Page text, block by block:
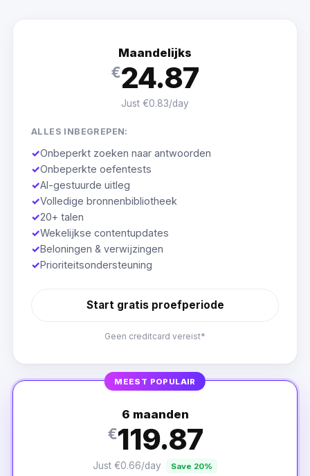
Maandelijks
€24.87
Just €0.83/day
ALLES INBEGREPEN:
✓Onbeperkt zoeken naar antwoorden
✓Onbeperkte oefentests
✓AI-gestuurde uitleg
✓Volledige bronnenbibliotheek
✓20+ talen
✓Wekelijkse contentupdates
✓Beloningen & verwijzingen
✓Prioriteitsondersteuning
Start gratis proefperiode
Geen creditcard vereist*
MEEST POPULAIR
6 maanden
€119.87
Just €0.66/day Save 20%